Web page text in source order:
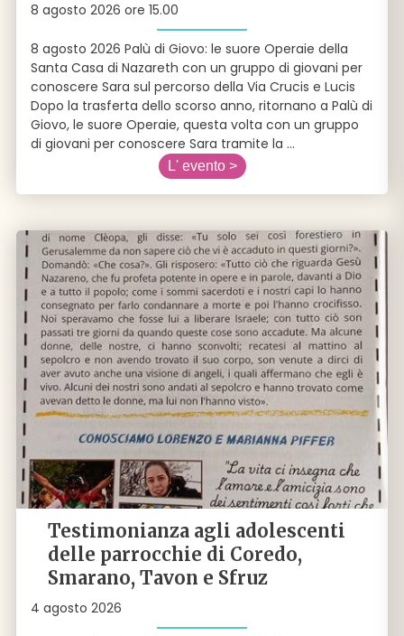
8 agosto 2026 ore 15.00
8 agosto 2026 Palù di Giovo: le suore Operaie della
Santa Casa di Nazareth con un gruppo di giovani per
conoscere Sara sul percorso della Via Crucis e Lucis
Dopo la trasferta dello scorso anno, ritornano a Palù di
Giovo, le suore Operaie, questa volta con un gruppo
di giovani per conoscere Sara tramite la ...
L' evento >
Testimonianza agli adolescenti
delle parrocchie di Coredo,
Smarano, Tavon e Sfruz
4 agosto 2026